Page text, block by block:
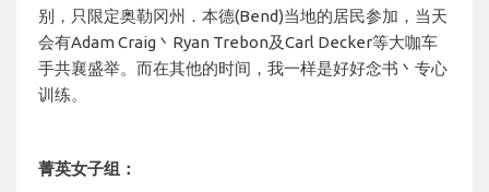
别，只限定奥勒冈州．本德(Bend)当地的居民参加，当天
会有Adam Craig丶Ryan Trebon及Carl Decker等大咖车
手共襄盛举。而在其他的时间，我一样是好好念书丶专心
训练。
菁英女子组：